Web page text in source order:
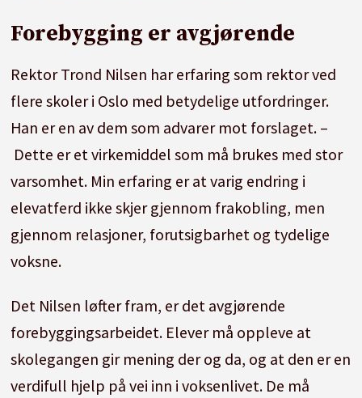
Forebygging er avgjørende
Rektor Trond Nilsen har erfaring som rektor ved
flere skoler i Oslo med betydelige utfordringer.
Han er en av dem som advarer mot forslaget. –
Dette er et virkemiddel som må brukes med stor
varsomhet. Min erfaring er at varig endring i
elevatferd ikke skjer gjennom frakobling, men
gjennom relasjoner, forutsigbarhet og tydelige
voksne.
Det Nilsen løfter fram, er det avgjørende
forebyggingsarbeidet. Elever må oppleve at
skolegangen gir mening der og da, og at den er en
verdifull hjelp på vei inn i voksenlivet. De må